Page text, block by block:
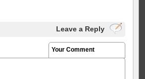
Leave a Reply
Your Comment